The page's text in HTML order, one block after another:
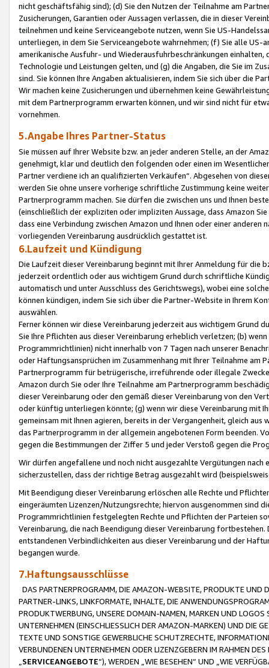
nicht geschäftsfähig sind); (d) Sie den Nutzen der Teilnahme am
Zusicherungen, Garantien oder Aussagen verlassen, die in dieser
teilnehmen und keine Serviceangebote nutzen, wenn Sie US-
unterliegen, in dem Sie Serviceangebote wahrnehmen; (f) Sie alle
amerikanische Ausfuhr- und Wiederausfuhrbeschränkungen
Technologie und Leistungen gelten, und (g) die Angaben, die Sie im
sind. Sie können Ihre Angaben aktualisieren, indem Sie sich über die
Wir machen keine Zusicherungen und übernehmen keine
mit dem Partnerprogramm erwarten können, und wir sind nicht für
vornehmen.
5.Angabe Ihres Partner-Status
Sie müssen auf Ihrer Website bzw. an jeder anderen Stelle, an der
genehmigt, klar und deutlich den folgenden oder einen im
Partner verdiene ich an qualifizierten Verkäufen“. Abgesehen von
werden Sie ohne unsere vorherige schriftliche Zustimmung keine
Partnerprogramm machen. Sie dürfen die zwischen uns und Ihnen
(einschließlich der expliziten oder impliziten Aussage, dass Amazon
dass eine Verbindung zwischen Amazon und Ihnen oder einer
vorliegenden Vereinbarung ausdrücklich gestattet ist.
6.Laufzeit und Kündigung
Die Laufzeit dieser Vereinbarung beginnt mit Ihrer Anmeldung für die
jederzeit ordentlich oder aus wichtigem Grund durch schriftliche
automatisch und unter Ausschluss des Gerichtswegs), wobei eine
können kündigen, indem Sie sich über die Partner-Website in Ihrem
auswählen.
Ferner können wir diese Vereinbarung jederzeit aus wichtigem Grund
Sie Ihre Pflichten aus dieser Vereinbarung erheblich verletzen; (b)
Programmrichtlinien) nicht innerhalb von 7 Tagen nach unserer
oder Haftungsansprüchen im Zusammenhang mit Ihrer Teilnahme am
Partnerprogramm für betrügerische, irreführende oder illegale
Amazon durch Sie oder Ihre Teilnahme am Partnerprogramm
dieser Vereinbarung oder den gemäß dieser Vereinbarung von den
oder künftig unterliegen könnte; (g) wenn wir diese Vereinbarung mit
gemeinsam mit Ihnen agieren, bereits in der Vergangenheit, gleich
das Partnerprogramm in der allgemein angebotenen Form beenden.
gegen die Bestimmungen der Ziffer 5 und jeder Verstoß gegen die
Wir dürfen angefallene und noch nicht ausgezahlte Vergütungen
sicherzustellen, dass der richtige Betrag ausgezahlt wird
Mit Beendigung dieser Vereinbarung erlöschen alle Rechte und
eingeräumten Lizenzen/Nutzungsrechte; hiervon ausgenommen sind
Programmrichtlinien festgelegten Rechte und Pflichten der Parteien
Vereinbarung, die nach Beendigung dieser Vereinbarung
entstandenen Verbindlichkeiten aus dieser Vereinbarung und der
begangen wurde.
7.Haftungsausschlüsse
DAS PARTNERPROGRAMM, DIE AMAZON-WEBSITE, PRODUKTE UND
PARTNER-LINKS, LINKFORMATE, INHALTE, DIE
PRODUKTWERBUNG, UNSERE DOMAIN-NAMEN, MARKEN UND
UNTERNEHMEN (EINSCHLIESSLICH DER AMAZON-MARKEN) UND DIE
TEXTE UND SONSTIGE GEWERBLICHE SCHUTZRECHTE,
VERBUNDENEN UNTERNEHMEN ODER LIZENZGEBERN IM RAHMEN
SERVICEANGEBOTE“), WERDEN „WIE BESEHEN“ UND „WIE